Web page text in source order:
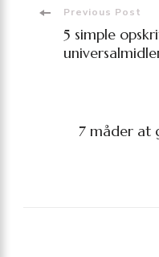
PostPrevious Post
5 simple
7 måder at